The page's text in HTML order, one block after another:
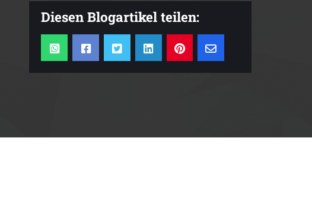
Diesen Blogartikel teilen: